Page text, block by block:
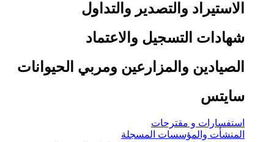
الاستيراد والتصدير والتداول
شهادات التسجيل والاعتماد
الصيادين والمزارعين ومربي الحيوانات
سايتس
استفسارات و مقترحات
المنشأت والمؤسسات المسجلة